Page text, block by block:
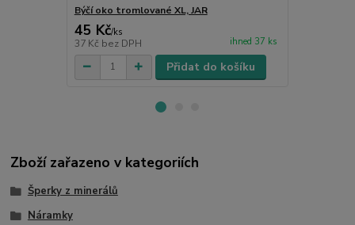
Býčí oko tromlované XL, JAR
45 Kč/ks
37 Kč bez DPH ihned 37 ks
Přidat do košíku
Zboží zařazeno v kategoriích
Šperky z minerálů
Náramky